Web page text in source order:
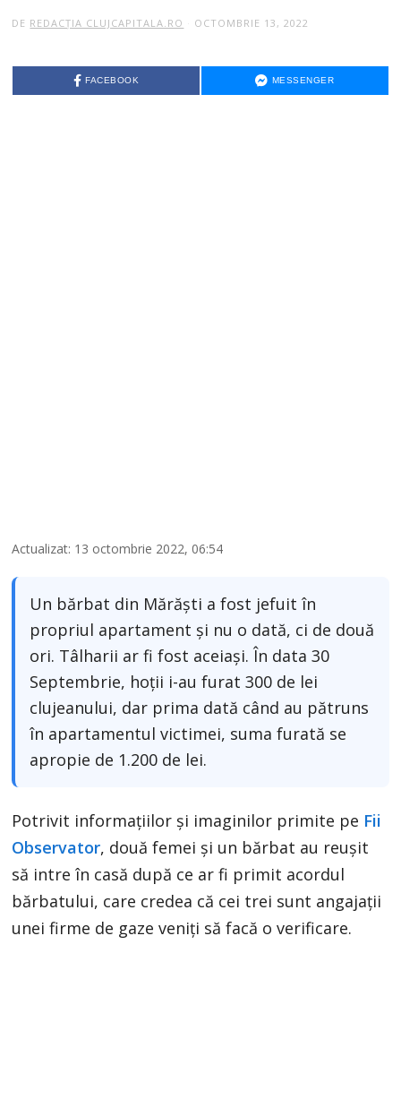
DE REDACȚIA CLUJCAPITALA.RO OCTOMBRIE 13, 2022
FACEBOOK MESSENGER
Actualizat: 13 octombrie 2022, 06:54
Un bărbat din Mărăști a fost jefuit în
propriul apartament și nu o dată, ci de două
ori. Tâlharii ar fi fost aceiași. În data 30
Septembrie, hoții i-au furat 300 de lei
clujeanului, dar prima dată când au pătruns
în apartamentul victimei, suma furată se
apropie de 1.200 de lei.
Potrivit informaţiilor şi imaginilor primite pe Fii
Observator, două femei şi un bărbat au reuşit
să intre în casă după ce ar fi primit acordul
bărbatului, care credea că cei trei sunt angajaţii
unei firme de gaze veniţi să facă o verificare.